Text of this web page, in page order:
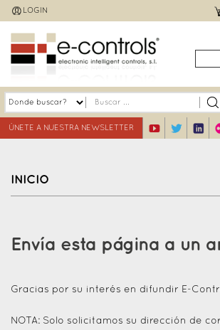
Jump
to
navigation
LOGIN
ÚNETE A NUESTRA NEWSLETTER
INICIO
top
Envía esta página a un
Gracias por su interés en difundir E-
NOTA: Solo solicitamos su dirección de